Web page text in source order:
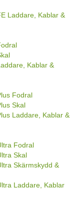
Laddare, Kablar &
Kablar &
Fodral
Skal
Laddare, Kablar &
Fodral
Skal
Skärmskydd &
Laddare, Kablar